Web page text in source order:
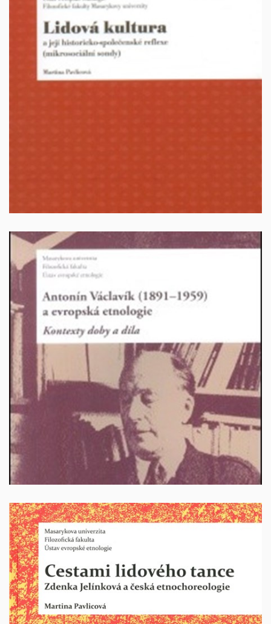
Lidová kultura a její historicko-společenské reflexe
(mikrosociální sondy)
Antonín Václavík (1891–1959) a evropská etnologie.
Kontexty doby a díla.
Daniel Drápala a kol. Brno 2010, 219 stran. ISBN 978-
80-210-5364-9.
100 Kč + poštovné
Cestami lidového tance. Zdenka Jelínková a česká